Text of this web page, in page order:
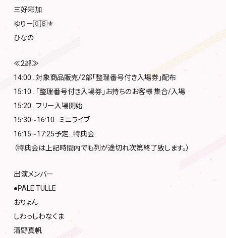
三好彩加
ゆりー🇬🇧⚜️
ひなの
≪2部≫
14:00…対象商品販売/2部「整理番号付き入場券」配布
15:10…「整理番号付き入場券」お持ちのお客様 集合/入場
15:20…フリー入場開始
15:30∼16:10…ミニライブ
16:15∼17:25予定…特典会
（特典会は上記時間内でも列が途切れ次第終了致します。）
出演メンバー
●PALE TULLE
おりょん
しわっしわなくま
清野真帆